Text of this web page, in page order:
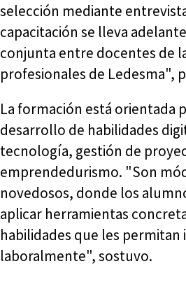
selección mediante
capacitación se lleva
conjunta entre docentes de
profesionales de Ledesma",
La formación está orientada
desarrollo de habilidades
tecnología, gestión de
emprendedurismo. "Son
novedosos, donde los
aplicar herramientas
habilidades que les permitan
laboralmente", sostuvo.